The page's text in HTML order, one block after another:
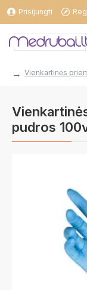
Prisijungti
Vienkartinės
pudros